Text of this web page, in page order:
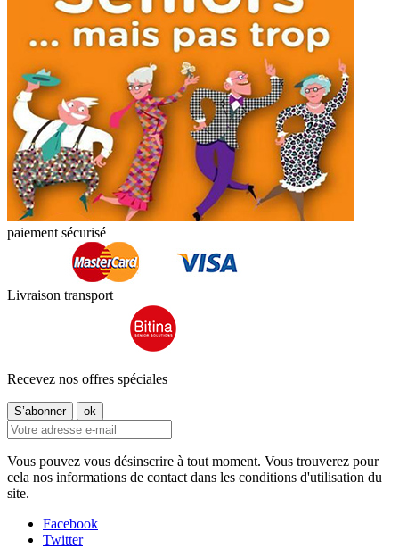
paiement sécurisé
Livraison transport
Recevez nos offres spéciales
Vous pouvez vous désinscrire à tout moment. Vous trouverez pour
cela nos informations de contact dans les conditions d'utilisation du
site.
Facebook
Twitter